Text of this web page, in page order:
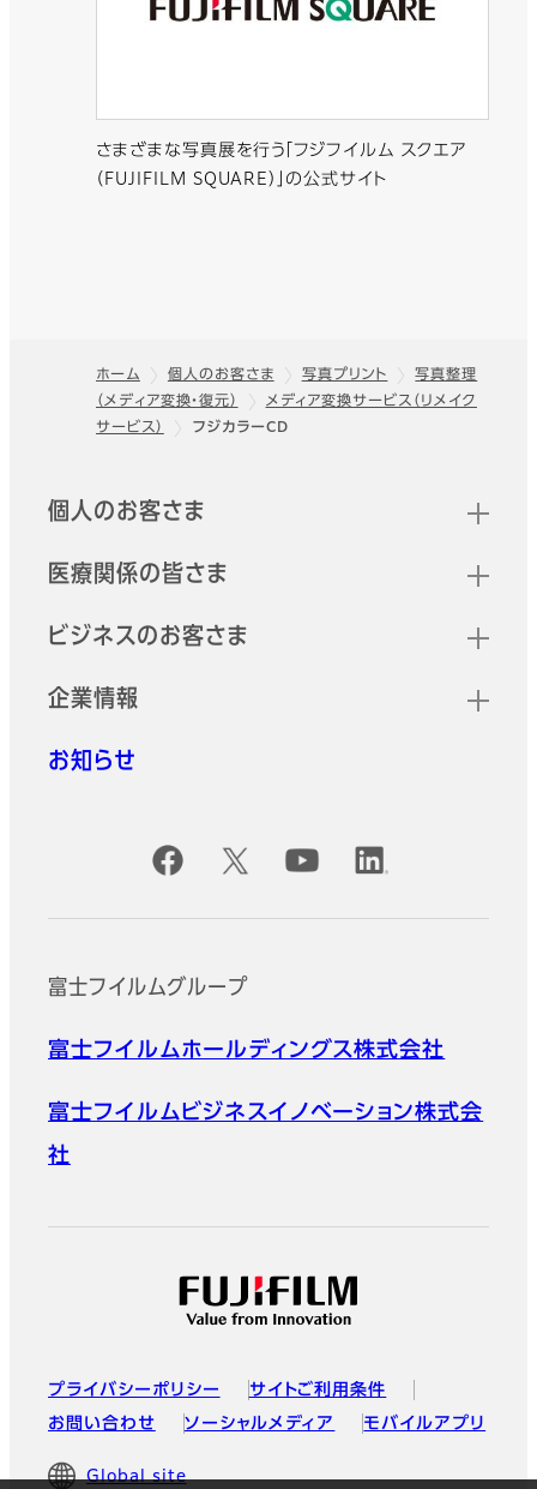
さまざまな写真展を行う「フジフイルム スクエア
（FUJIFILM SQUARE）」の公式サイト
フッター
ホーム 個人のお客さま 写真プリント
写真整理
（メディア変換・復元）
メディア変換サービス（リメイク
サービス）
フジカラーCD
クイックリンク
個人のお客さま
医療関係の皆さま
ビジネスのお客さま
企業情報
お知らせ
公式SNSアカウント
富士フイルムグループ
富士フイルムホールディングス株式会社
富士フイルムビジネスイノベーション株式会
社
プライバシーポリシー
サイトご利用条件
お問い合わせ
ソーシャルメディア モバイルアプリ
Global site